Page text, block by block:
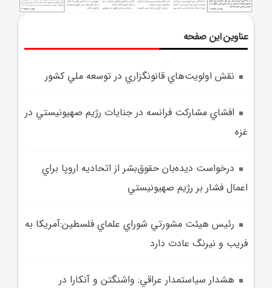
عناوین این صفحه
نقش اولويت‌هاي قانونگزاري در توسعه ملي کشور
افشاي مشارکت فرانسه در جنايات رژيم صهيونيستي در
غزه
درخواست ديده‌بان حقوق‌بشر از اتحاديه اروپا براي
اعمال فشار بر رژيم صهيونيستي
رئيس هيئت مشورتي شوراي علماي فلسطين:آمريکا به
فريب و نيرنگ عادت دارد
هشدار سياستمدار عراقي: واشنگتن و آنکارا در